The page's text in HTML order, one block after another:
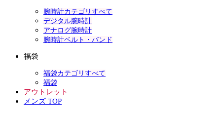
腕時計カテゴリすべて
デジタル腕時計
アナログ腕時計
腕時計ベルト・バンド
福袋
福袋カテゴリすべて
福袋
アウトレット
メンズ TOP